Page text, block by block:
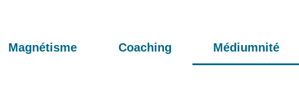
Magnétisme Coaching Médiumnité